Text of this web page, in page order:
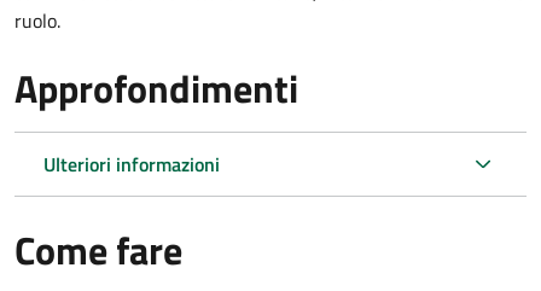
ruolo.
Approfondimenti
Ulteriori informazioni
Come fare